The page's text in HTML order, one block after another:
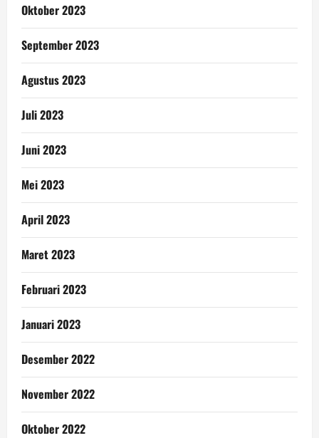
Oktober 2023
September 2023
Agustus 2023
Juli 2023
Juni 2023
Mei 2023
April 2023
Maret 2023
Februari 2023
Januari 2023
Desember 2022
November 2022
Oktober 2022